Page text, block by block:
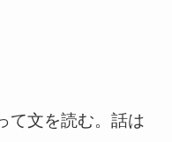
て文を読む。話は